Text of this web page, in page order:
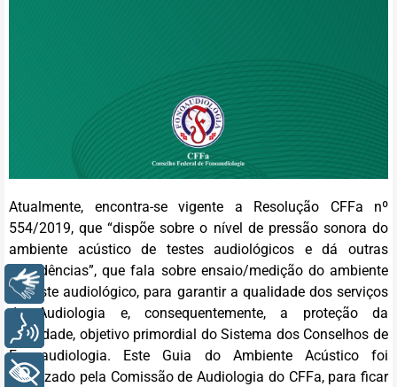
Atualmente, encontra-se vigente a Resolução CFFa nº
554/2019, que “dispõe sobre o nível de pressão sonora do
ambiente acústico de testes audiológicos e dá outras
providências”, que fala sobre ensaio/medição do ambiente
de teste audiológico, para garantir a qualidade dos serviços
de Audiologia e, consequentemente, a proteção da
sociedade, objetivo primordial do Sistema dos Conselhos de
Fonoaudiologia. Este Guia do Ambiente Acústico foi
atualizado pela Comissão de Audiologia do CFFa, para ficar
Libras
Voz
+ Acessibilidade